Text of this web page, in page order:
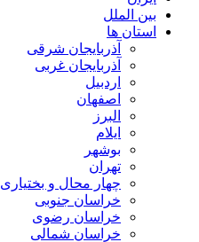
بین الملل
استان ها
آذربایجان شرقی
آذربایجان غربی
اردبیل
اصفهان
البرز
ایلام
بوشهر
تهران
چهار محال و بختیاری
خراسان جنوبی
خراسان رضوی
خراسان شمالی